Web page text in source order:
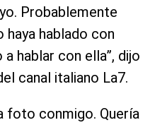
Probablemente
hablado con
hablar con ella”, dijo
canal italiano La7.
foto conmigo. Quería